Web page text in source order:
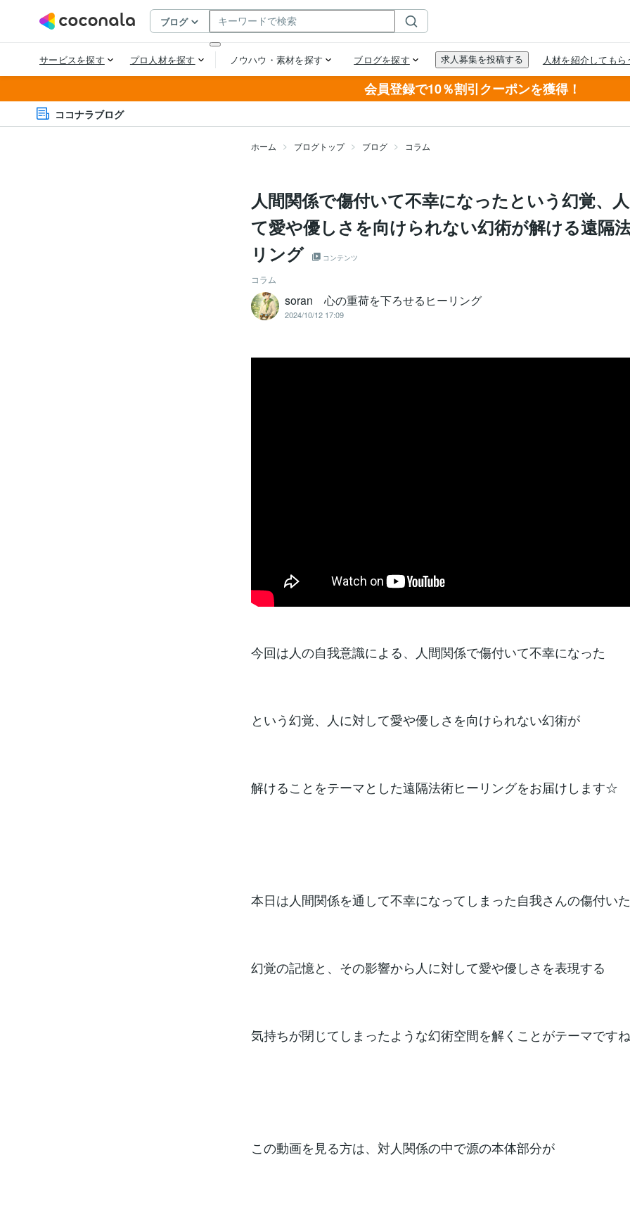
会員登録で10％割引クーポンを獲得！
ココナラブログ
ホーム ブログトップ ブログ コラム
人間関係で傷付いて不幸になったという幻覚、
て愛や優しさを向けられない幻術が解ける遠隔
リング
コンテンツ
コラム
soran 心の重荷を下ろせるヒーリング
2024/10/12 17:09
今回は人の自我意識による、人間関係で傷付いて不幸になった
という幻覚、人に対して愛や優しさを向けられない幻術が
解けることをテーマとした遠隔法術ヒーリングをお届けします☆
本日は人間関係を通して不幸になってしまった自我さんの傷付いた
幻覚の記憶と、その影響から人に対して愛や優しさを表現する
気持ちが閉じてしまったような幻術空間を解くことがテーマですね
この動画を見る方は、対人関係の中で源の本体部分が